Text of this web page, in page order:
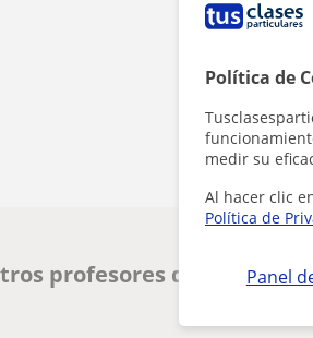
Política de
medir su
Al hacer clic
Política de
Panel
profesores de Física en